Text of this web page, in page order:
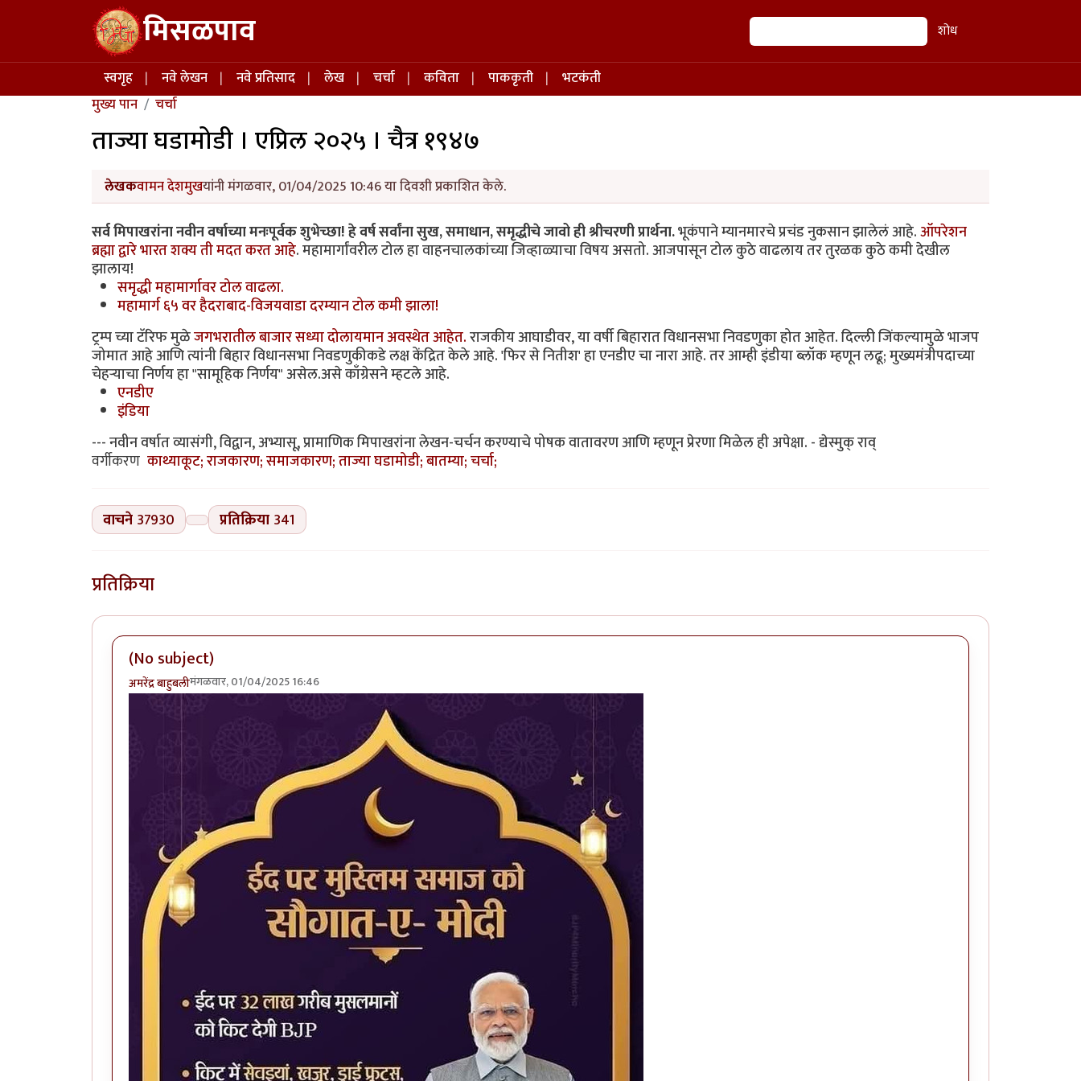
Skip to main content मिसळपाव शोध शोध
Main navigation
स्वगृह नवे लेखन नवे प्रतिसाद लेख चर्चा कविता पाककृती
भटकंती
मुख्य पान
चर्चा
ताज्या घडामोडी । एप्रिल २०२५ । चैत्र १९४७
लेखकवामन देशमुखयांनी मंगळवार, 01/04/2025 10:46 या दिवशी प्रकाशित केले.
सर्व मिपाखरांना नवीन वर्षाच्या मनःपूर्वक शुभेच्छा! हे वर्ष सर्वांना सुख, समाधान, समृद्धीचे जावो ही श्रीचरणी प्रार्थना.भूकंपाने म्यानमारचे प्रचंड नुकसान झालेलं आहे.ऑपरेशन
ब्रह्मा द्वारे भारत शक्य ती मदत करत आहे. महामार्गांवरील टोल हा वाहनचालकांच्या जिव्हाळ्याचा विषय असतो. आजपासून टोल कुठे वाढलाय तर तुरळक कुठे कमी देखील
झालाय!
समृद्धी महामार्गावर टोल वाढला.
महामार्ग ६५ वर हैदराबाद-विजयवाडा दरम्यान टोल कमी झाला!
ट्रम्प च्या टॅरिफ मुळेजगभरातील बाजार सध्या दोलायमान अवस्थेत आहेत.राजकीय आघाडीवर, या वर्षी बिहारात विधानसभा निवडणुका होत आहेत. दिल्ली जिंकल्यामुळे भाजप
जोमात आहे आणि त्यांनी बिहार विधानसभा निवडणुकीकडे लक्ष केंद्रित केले आहे. 'फिर से नितीश' हा एनडीए चा नारा आहे. तर आम्ही इंडीया ब्लॉक म्हणून लढू; मुख्यमंत्रीपदाच्या
चेहऱ्याचा निर्णय हा "सामूहिक निर्णय" असेल.असे काँग्रेसने म्हटले आहे.
एनडीए
इंडिया
--- नवीन वर्षात व्यासंगी, विद्वान, अभ्यासू, प्रामाणिक मिपाखरांना लेखन-चर्चन करण्याचे पोषक वातावरण आणि म्हणून प्रेरणा मिळेल ही अपेक्षा. - द्येस्मुक् राव्
वर्गीकरण काथ्याकूट; राजकारण; समाजकारण; ताज्या घडामोडी; बातम्या; चर्चा;
वाचने 37930 प्रतिक्रिया 341
प्रतिक्रिया
(No subject)
अमरेंद्र बाहुबलीमंगळवार, 01/04/2025 16:46